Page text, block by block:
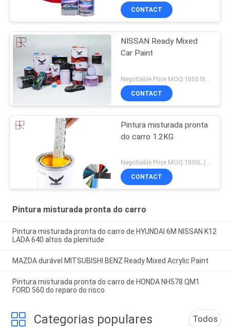
CONTACT
NISSAN Ready Mixed
Car Paint
CONTACT
Pintura misturada pronta
do carro 1.2KG
Negotiable Price MOQ:1000L (os artigos misturados são aceitáveis)
CONTACT
Pintura misturada pronta do carro
Pintura misturada pronta do carro de HYUNDAI 6M NISSAN K12
LADA 640 altos da plenitude
MAZDA durável MITSUBISHI BENZ Ready Mixed Acrylic Paint
Pintura misturada pronta do carro de HONDA NH578 QM1
FORD 560 do reparo do risco
Categorias populares Todos